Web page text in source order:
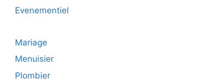
Evenementiel
Mariage
Menuisier
Plombier